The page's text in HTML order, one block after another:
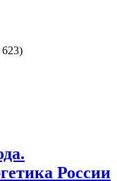
623)
России